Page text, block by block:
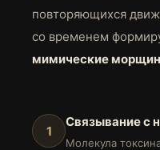
повторяющихся
со временем
мимические
1
Связывание с
Молекула